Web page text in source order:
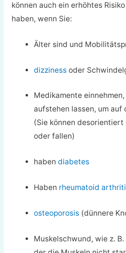
können auch ein erhöhtes
haben, wenn Sie:
Älter sind und
dizziness oder
Medikamente
aufstehen lassen, um auf
(Sie können
oder fallen)
habendiabetes
Haben rheumatoid
osteoporosis (dünnere
Muskelschwund, wie z.